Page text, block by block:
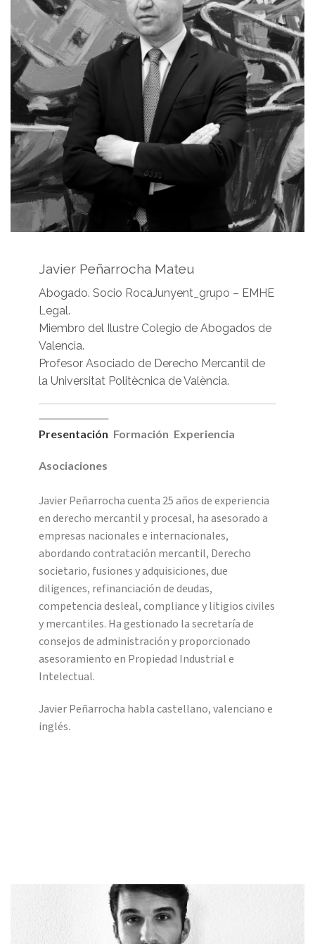
Javier Peñarrocha Mateu
Abogado. Socio RocaJunyent_grupo – EMHE
Legal.
Miembro del Ilustre Colegio de Abogados de
Valencia.
Profesor Asociado de Derecho Mercantil de
la Universitat Politècnica de València.
Presentación Formación Experiencia
Asociaciones
Javier Peñarrocha cuenta 25 años de experiencia
en derecho mercantil y procesal, ha asesorado a
empresas nacionales e internacionales,
abordando contratación mercantil, Derecho
societario, fusiones y adquisiciones, due
diligences, refinanciación de deudas,
competencia desleal, compliance y litigios civiles
y mercantiles. Ha gestionado la secretaría de
consejos de administración y proporcionado
asesoramiento en Propiedad Industrial e
Intelectual.
Javier Peñarrocha habla castellano, valenciano e
inglés.